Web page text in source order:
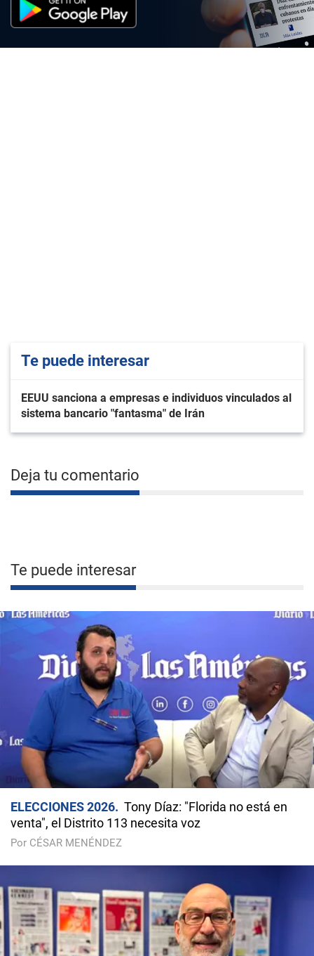
Te puede interesar
EEUU sanciona a empresas e individuos vinculados al
sistema bancario "fantasma" de Irán
Deja tu comentario
Te puede interesar
ELECCIONES 2026
Tony Díaz: "Florida no está en
venta", el Distrito 113 necesita voz
Por CÉSAR MENÉNDEZ